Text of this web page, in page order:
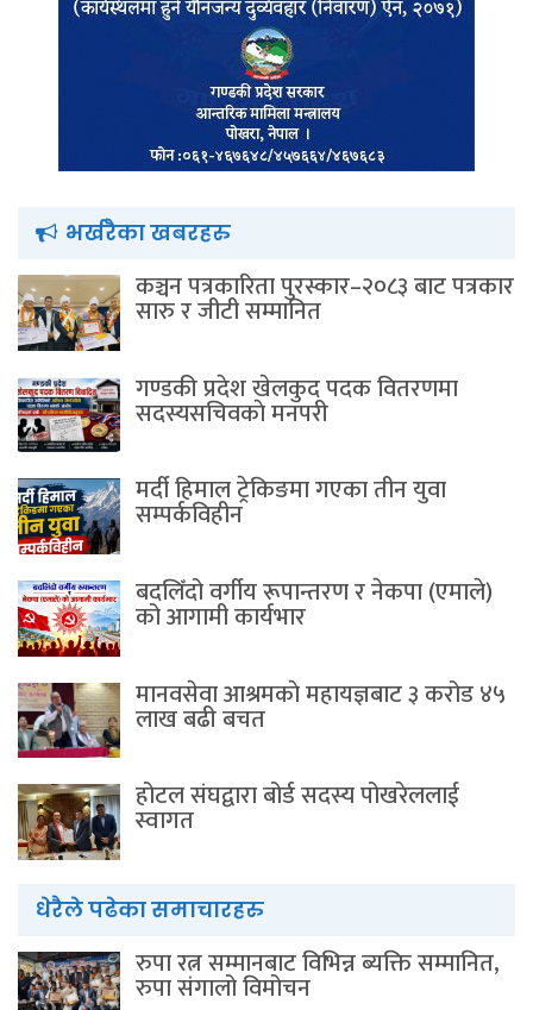
भर्खरैका खबरहरु
कञ्चन पत्रकारिता पुरस्कार–२०८३ बाट पत्रकार
सारु र जीटी सम्मानित
गण्डकी प्रदेश खेलकुद पदक वितरणमा
सदस्यसचिवकाे मनपरी
मर्दी हिमाल ट्रेकिङमा गएका तीन युवा
सम्पर्कविहीन
बदलिँदो वर्गीय रूपान्तरण र नेकपा (एमाले)
को आगामी कार्यभार
मानवसेवा आश्रमकाे‌ महायज्ञबाट ३ करोड ४५
लाख बढी बचत
होटल संघद्वारा बोर्ड सदस्य पोखरेललाई
स्वागत
धेरैले पढेका समाचारहरु
रुपा रत्न सम्मानबाट विभिन्न ब्यक्ति सम्मानित,
रुपा संगालो विमोचन